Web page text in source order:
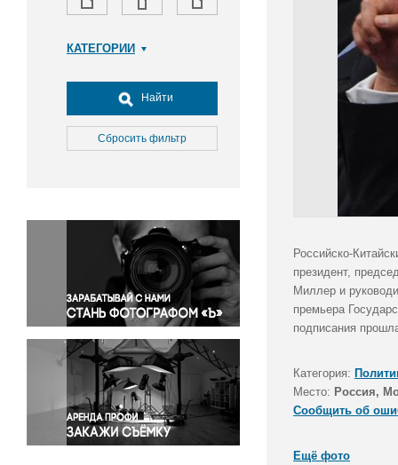
КАТЕГОРИИ
Досуг, туризм и отдых
Культура
Медицина
Окружающая среда
Политика
Правосудие
Происшествия и конфликты
Религия
Светская жизнь
Спорт
Экология
Экономика и бизнес
Найти
Сбросить фильтр
Российско-
президент,
Миллер и
премьера
подписания
Категория:
Место: Россия,
Сообщить об
Ещё фото